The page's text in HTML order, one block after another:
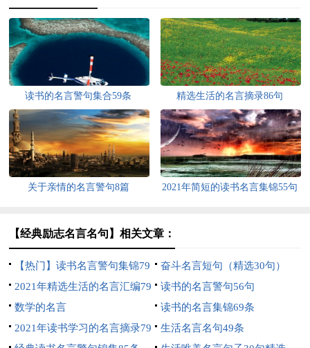
读书的名言警句集合59条 精选生活的名言摘录86句
关于亲情的名言警句8篇 2021年简短的读书名言集锦55句
【经典励志名言名句】相关文章：
【热门】读书名言警句集锦79
条
奋斗名言短句（精选30句）
2021年精选生活的名言汇编79
句
读书的名言警句56句
数学的名言
读书的名言集锦69条
2021年读书学习的名言摘录79
生活名言名句49条